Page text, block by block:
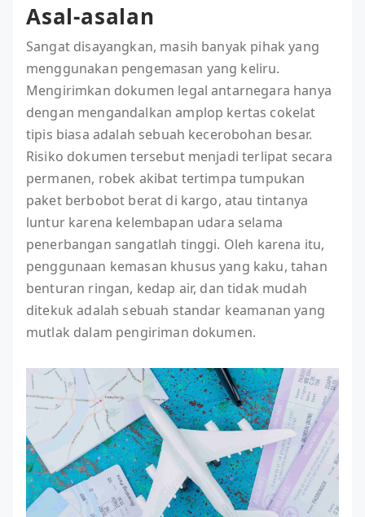
Asal-asalan
Sangat disayangkan, masih banyak pihak yang
menggunakan pengemasan yang keliru.
Mengirimkan dokumen legal antarnegara hanya
dengan mengandalkan amplop kertas cokelat
tipis biasa adalah sebuah kecerobohan besar.
Risiko dokumen tersebut menjadi terlipat secara
permanen, robek akibat tertimpa tumpukan
paket berbobot berat di kargo, atau tintanya
luntur karena kelembapan udara selama
penerbangan sangatlah tinggi. Oleh karena itu,
penggunaan kemasan khusus yang kaku, tahan
benturan ringan, kedap air, dan tidak mudah
ditekuk adalah sebuah standar keamanan yang
mutlak dalam pengiriman dokumen.